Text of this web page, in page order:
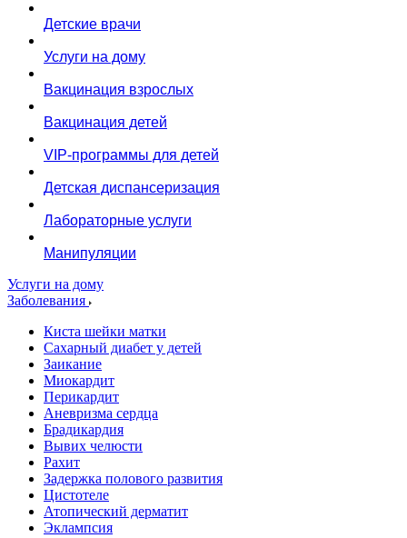
Детские врачи
Услуги на дому
Вакцинация взрослых
Вакцинация детей
VIP-программы для детей
Детская диспансеризация
Лабораторные услуги
Манипуляции
Услуги на дому
Заболевания
Киста шейки матки
Сахарный диабет у детей
Заикание
Миокардит
Перикардит
Аневризма сердца
Брадикардия
Вывих челюсти
Рахит
Задержка полового развития
Цистотеле
Атопический дерматит
Эклампсия